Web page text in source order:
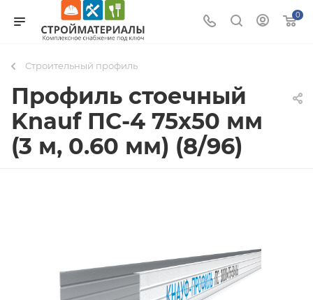
0
Строительный профиль
Профиль стоечный
Knauf ПС-4 75х50 мм
(3 м, 0.60 мм) (8/96)